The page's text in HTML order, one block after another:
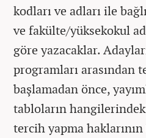
kodları ve adları ile
ve fakülte/yüksekokul
göre yazacaklar.
programları arasından
başlamadan önce,
tabloların
tercih yapma